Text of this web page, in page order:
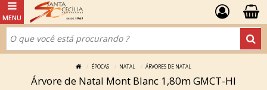
ÉPOCAS NATAL ÁRVORES DE NATAL
Árvore de Natal Mont Blanc 1,80m GMCT-HI